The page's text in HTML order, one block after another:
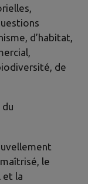
d’habitat,
de
le
et la